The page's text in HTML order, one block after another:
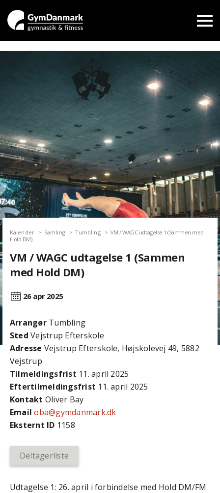
Kalender Samling Tumbling
VM / WAGC udtagelse 1 (Sammen med
Hold DM)
VM / WAGC udtagelse 1 (Sammen
med Hold DM)
26 apr 2025
ArrangørTumbling
Sted Vejstrup Efterskole
Adresse Vejstrup Efterskole, Højskolevej 49, 5882
Vejstrup
Tilmeldingsfrist 11. april 2025
Efter­tilmeldings­frist 11. april 2025
Kontakt Oliver Bay
Email oba@gymdanmark.dk
Eksternt ID 1158
Deltagerliste
Udtagelse 1: 26. april i forbindelse med Hold DM/FM